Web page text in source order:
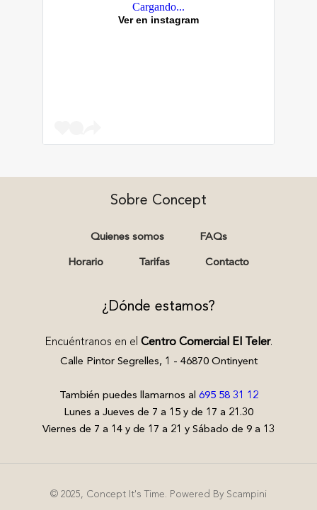
Cargando...
Ver en instagram
Sobre Concept
Quienes somos FAQs
Horario Tarifas Contacto
¿Dónde estamos?
Encuéntranos en el Centro Comercial El Teler.
Calle Pintor Segrelles, 1 - 46870 Ontinyent
También puedes llamarnos al 695 58 31 12
Lunes a Jueves de 7 a 15 y de 17 a 21.30
Viernes de 7 a 14 y de 17 a 21 y Sábado de 9 a 13
© 2025, Concept It's Time. Powered By Scampini